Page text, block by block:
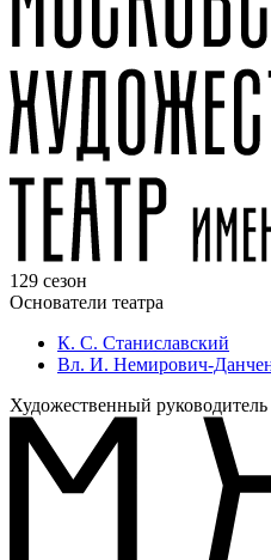
129 сезон
Основатели театра
К. С. Станиславский
Вл. И. Немирович-
Художественный руководитель